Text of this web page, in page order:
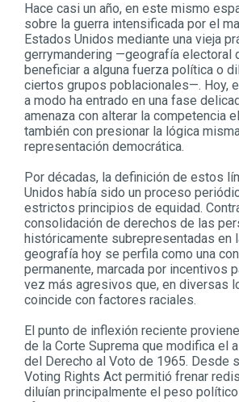
Hace casi un año, en este mismo
sobre la guerra intensificada por el
Estados Unidos mediante una vieja
gerrymandering —geografía electoral
beneficiar a alguna fuerza política o
ciertos grupos poblacionales—. Hoy,
a modo ha entrado en una fase
amenaza con alterar la competencia
también con presionar la lógica
representación democrática.
Por décadas, la definición de estos
Unidos había sido un proceso
estrictos principios de equidad.
consolidación de derechos de las
históricamente subrepresentadas en
geografía hoy se perfila como una
permanente, marcada por incentivos
vez más agresivos que, en diversas
coincide con factores raciales.
El punto de inflexión reciente
de la Corte Suprema que modifica el
del Derecho al Voto de 1965. Desde
Voting Rights Act permitió frenar
diluían principalmente el peso